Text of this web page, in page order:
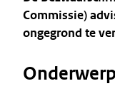
Commissie)
ongegrond te